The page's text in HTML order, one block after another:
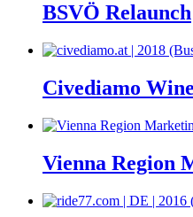
BSVÖ Relaunch
Civediamo
Vienna Region